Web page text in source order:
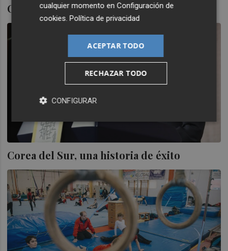
China sale de compras, otra vez en África
Corea del Sur, una historia de éxito
cualquier momento enConfiguración de
cookies .Política de privacidad
ACEPTAR TODO
RECHAZAR TODO
CONFIGURAR